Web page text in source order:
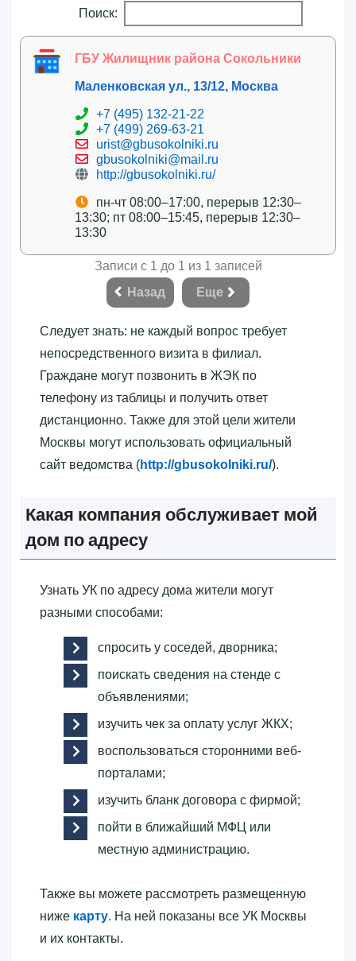
Поиск:
ГБУ Жилищник района Сокольники
Маленковская ул., 13/12, Москва
+7 (495) 132-21-22
+7 (499) 269-63-21
urist@gbusokolniki.ru
gbusokolniki@mail.ru
http://gbusokolniki.ru/
пн-чт 08:00–17:00, перерыв 12:30–
13:30; пт 08:00–15:45, перерыв 12:30–
13:30
Записи с 1 до 1 из 1 записей
Назад
Еще
Следует знать: не каждый вопрос требует
непосредственного визита в филиал.
Граждане могут позвонить в ЖЭК по
телефону из таблицы и получить ответ
дистанционно. Также для этой цели жители
Москвы могут использовать официальный
сайт ведомства (http://gbusokolniki.ru/).
Какая компания обслуживает мой
дом по адресу
Узнать УК по адресу дома жители могут
разными способами:
спросить у соседей, дворника;
поискать сведения на стенде с
объявлениями;
изучить чек за оплату услуг ЖКХ;
воспользоваться сторонними веб-
порталами;
изучить бланк договора с фирмой;
пойти в ближайший МФЦ или
местную администрацию.
Также вы можете рассмотреть размещенную
ниже карту. На ней показаны все УК Москвы
и их контакты.